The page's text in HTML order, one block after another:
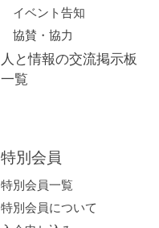
イベント告知
協賛・協力
人と情報の交流掲示板
一覧
特別会員
特別会員一覧
特別会員について